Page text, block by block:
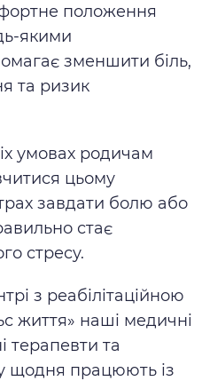
положення
якими
зменшити біль,
та ризик
умовах родичам
цьому
завдати болю або
стає
стресу.
з реабілітаційною
життя» наші медичні
терапевти та
щодня працюють із